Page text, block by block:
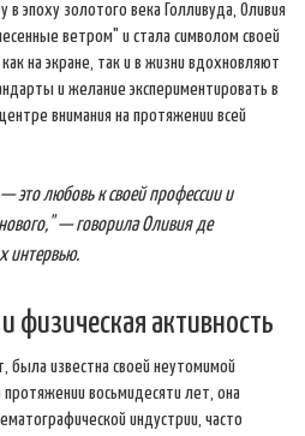
в эпоху золотого века Голливуда, Оливия
ветром" и стала символом своей
на экране, так и в жизни вдохновляют
и желание экспериментировать в
внимания на протяжении всей
это любовь к своей профессии и
— говорила Оливия де
интервью.
физическая активность
была известна своей неутомимой
восьмидесяти лет, она
индустрии, часто